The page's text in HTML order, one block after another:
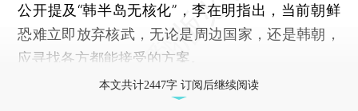
公开提及“韩半岛无核化”，李在明指出，当前朝鲜
恐难立即放弃核武，无论是周边国家，还是韩朝，
应寻找各方都能接受的方案。
本文共计2447字 订阅后继续阅读